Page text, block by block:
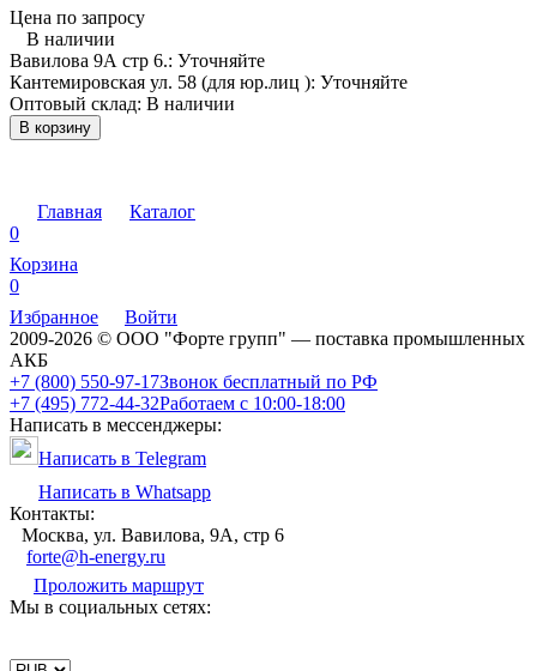
Цена по запросу
В наличии
Вавилова 9А стр 6.: Уточняйте
Кантемировская ул. 58 (для юр.лиц ): Уточняйте
Оптовый склад: В наличии
В корзину
Главная
Каталог
0
Корзина
0
Избранное
Войти
2009-2026 © ООО "Форте групп" — поставка промышленных
АКБ
+7 (800) 550-97-17Звонок бесплатный по РФ
+7 (495) 772-44-32Работаем с 10:00-18:00
Написать в мессенджеры:
Написать в Telegram
Написать в Whatsapp
Контакты:
Москва, ул. Вавилова, 9А, стр 6
forte@h-energy.ru
Проложить маршрут
Мы в социальных сетях: